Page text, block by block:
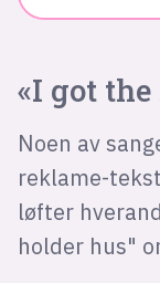
«I got
Noen av
reklame-
løfter
holder hus"